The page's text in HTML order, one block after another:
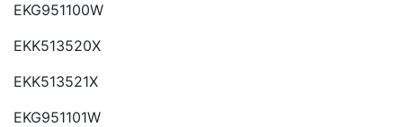
EKG951100W
EKK513520X
EKK513521X
EKG951101W